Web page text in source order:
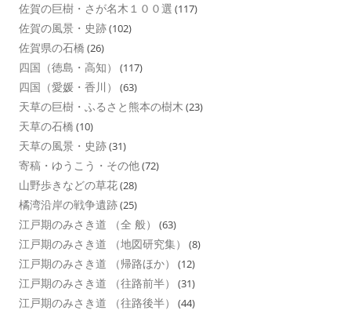
佐賀の巨樹・さが名木１００選 (117)
佐賀の風景・史跡(102)
佐賀県の石橋 (26)
四国（徳島・高知） (117)
四国（愛媛・香川） (63)
天草の巨樹・ふるさと熊本の樹木 (23)
天草の石橋 (10)
天草の風景・史跡(31)
寄稿・ゆうこう・その他(72)
山野歩きなどの草花(28)
橘湾沿岸の戦争遺跡(25)
江戸期のみさき道 （全 般） (63)
江戸期のみさき道 （地図研究集） (8)
江戸期のみさき道 （帰路ほか） (12)
江戸期のみさき道 （往路前半） (31)
江戸期のみさき道 （往路後半） (44)